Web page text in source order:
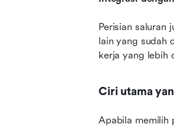
Perisian saluran
lain yang sudah
kerja yang lebih
Ciri utama
Apabila memilih